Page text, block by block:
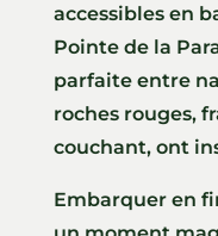
accessibles en
Pointe de la
parfaite entre
roches rouges,
couchant, ont
Embarquer en